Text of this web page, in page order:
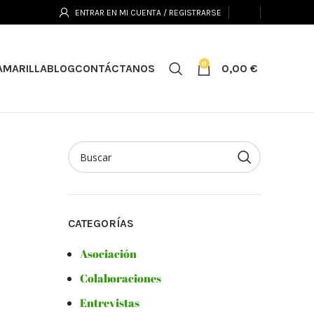
ENTRAR EN MI CUENTA / REGISTRARSE
BLOGCONTÁCTANOS 0 0,00 €
CATEGORÍAS
Asociación
Colaboraciones
Entrevistas